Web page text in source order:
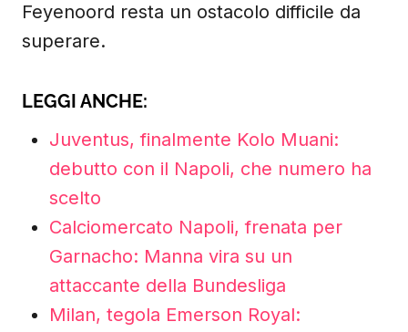
Feyenoord resta un ostacolo difficile da
superare.
LEGGI ANCHE:
Juventus, finalmente Kolo Muani:
debutto con il Napoli, che numero ha
scelto
Calciomercato Napoli, frenata per
Garnacho: Manna vira su un
attaccante della Bundesliga
Milan, tegola Emerson Royal: